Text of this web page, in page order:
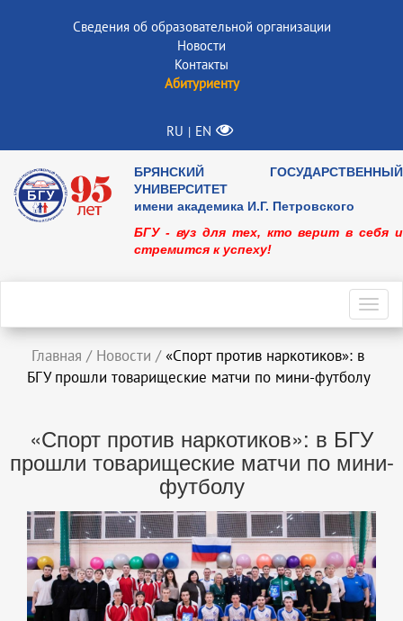
Сведения об образовательной организации
Новости
Контакты
Абитуриенту
RU | EN
БРЯНСКИЙ ГОСУДАРСТВЕННЫЙ
УНИВЕРСИТЕТ
имени академика И.Г. Петровского
БГУ - вуз для тех, кто верит в себя и
стремится к успеху!
Главная / Новости / «Спорт против наркотиков»: в
БГУ прошли товарищеские матчи по мини-футболу
«Спорт против наркотиков»: в БГУ
прошли товарищеские матчи по мини-
футболу